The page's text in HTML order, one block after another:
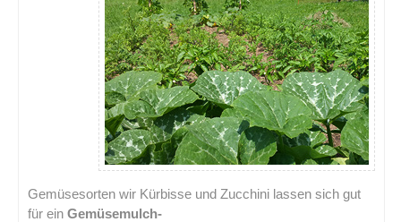
Gemüsesorten wir Kürbisse und Zucchini lassen sich gut
für ein Gemüsemulch-